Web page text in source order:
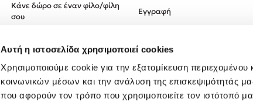
Αυτή η ιστοσελίδα χρησιμοποιεί cookies
Χρησιμοποιούμε cookie για την εξατομίκευση
κοινωνικών μέσων και την ανάλυση της επισκεψιμότητάς
που αφορούν τον τρόπο που χρησιμοποιείτε τον ιστότοπό
Κάνε δώρο σε έναν φίλο/φίλη
σου
Πολιτική Απορρήτου
Όροι χρήσης
Εγγραφή